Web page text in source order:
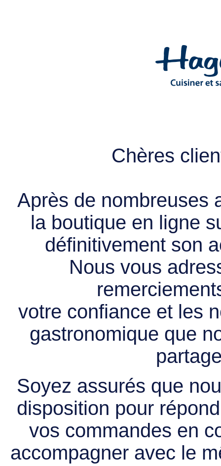
Chères
Après de nombreuses
la boutique en ligne
définitivement son
Nous vous
votre confiance et les
gastronomique que
Soyez assurés que
disposition pour
vos commandes en
accompagner avec le